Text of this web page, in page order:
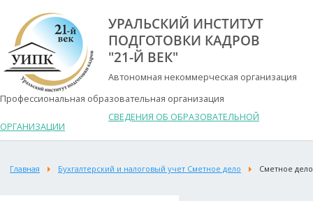
УРАЛЬСКИЙ ИНСТИТУТ
ПОДГОТОВКИ КАДРОВ
"21-Й ВЕК"
Автономная некоммерческая организация
Профессиональная образовательная организация
СВЕДЕНИЯ ОБ ОБРАЗОВАТЕЛЬНОЙ
ОРГАНИЗАЦИИ
Главная Бухгалтерский и налоговый учет Сметное дело Сметное дело